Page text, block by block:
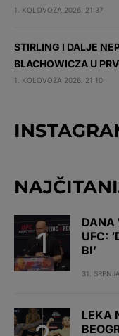
1. KOLOVOZA 2026. 21:37
STIRLING I DALJE
BLACHOWICZA U
1. KOLOVOZA 2026. 21:10
DANA
UFC:
BI’
31.
LEKA